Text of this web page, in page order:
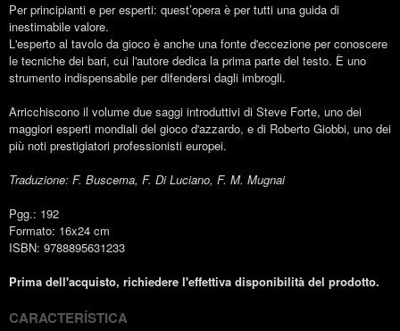
Per principianti e per esperti: quest’opera è per tutti una guida di
inestimabile valore.
L'esperto al tavolo da gioco è anche una fonte d'eccezione per conoscere
le tecniche dei bari, cui l'autore dedica la prima parte del testo. È uno
strumento indispensabile per difendersi dagli imbrogli.
Arricchiscono il volume due saggi introduttivi di Steve Forte, uno dei
maggiori esperti mondiali del gioco d'azzardo, e di Roberto Giobbi, uno dei
più noti prestigiatori professionisti europei.
Traduzione: F. Buscema, F. Di Luciano, F. M. Mugnai
Pgg.: 192
Formato: 16x24 cm
ISBN: 9788895631233
Prima dell'acquisto, richiedere l'effettiva disponibilità del prodotto.
CARACTERÍSTICA